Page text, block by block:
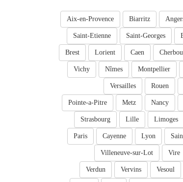
Biarritz
Aix-en-Provence
Saint-Georges
Saint-Etienne
Caen
Lorient
Brest
Montpellier
Nîmes
Vichy
Rouen
Versailles
Nancy
Metz
Pointe-a-Pitre
Limoges
Lille
Strasbourg
Lyon
Cayenne
Paris
Vire
Villeneuve-sur-Lot
Vesoul
Vervins
Verdun